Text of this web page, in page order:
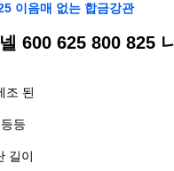
이음매 없는 합금강관
600 625 800 825
조 된
등
길이